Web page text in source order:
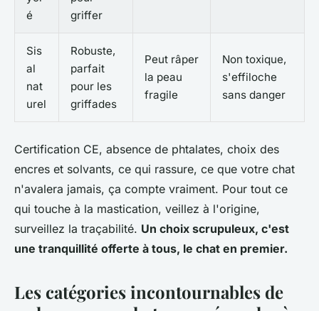
é
griffer
Sis
al
nat
urel
Robuste,
parfait
pour les
griffades
Peut râper
la peau
fragile
Non toxique,
s'effiloche
sans danger
Certification CE, absence de phtalates, choix des
encres et solvants, ce qui rassure, ce que votre chat
n'avalera jamais, ça compte vraiment. Pour tout ce
qui touche à la mastication, veillez à l'origine,
surveillez la traçabilité. Un choix scrupuleux, c'est
une tranquillité offerte à tous, le chat en premier.
Les catégories incontournables de